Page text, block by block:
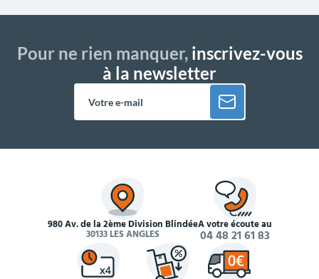
Pour ne rien manquer,inscrivez-vous
à la newsletter
980 Av. de la 2ème Division Blindée
30133 LES ANGLES
À votre écoute au
04 48 21 61 83